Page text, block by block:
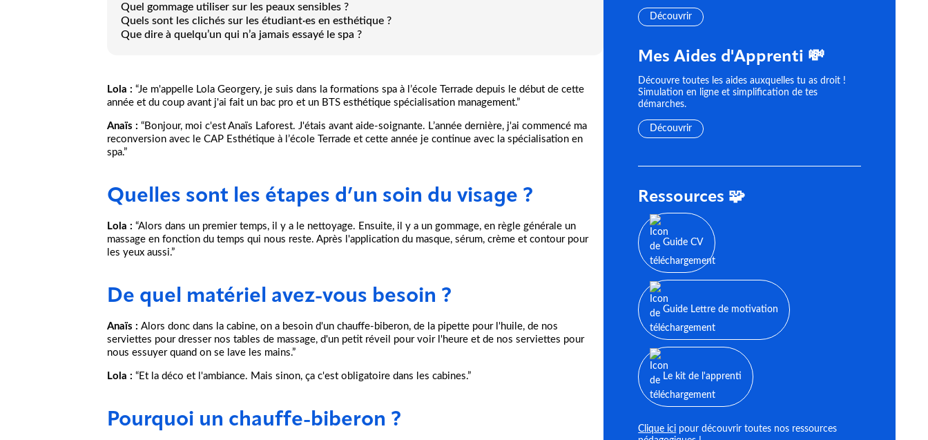
Quel gommage utiliser sur les peaux sensibles ?
Quels sont les clichés sur les étudiant·es en esthétique ?
Que dire à quelqu’un qui n’a jamais essayé le spa ?
Lola : “Je m'appelle Lola Georgery, je suis dans la formations spa à l’école Terrade depuis le début de cette
année et du coup avant j'ai fait un bac pro et un BTS esthétique spécialisation management.”
Anaïs : “Bonjour, moi c'est Anaïs Laforest. J'étais avant aide-soignante. L’année dernière, j'ai commencé ma
reconversion avec le CAP Esthétique à l’école Terrade et cette année je continue avec la spécialisation en
spa.”
Quelles sont les étapes d’un soin du visage ?
Lola : “Alors dans un premier temps, il y a le nettoyage. Ensuite, il y a un gommage, en règle générale un
massage en fonction du temps qui nous reste. Après l'application du masque, sérum, crème et contour pour
les yeux aussi.”
De quel matériel avez-vous besoin ?
Anaïs : Alors donc dans la cabine, on a besoin d'un chauffe-biberon, de la pipette pour l'huile, de nos
serviettes pour dresser nos tables de massage, d'un petit réveil pour voir l'heure et de nos serviettes pour
nous essuyer quand on se lave les mains.”
Lola : “Et la déco et l'ambiance. Mais sinon, ça c'est obligatoire dans les cabines.”
Pourquoi un chauffe-biberon ?
Découvrir
Mes Aides d'Apprenti 💸
Découvre toutes les aides auxquelles tu as droit !
Simulation en ligne et simplification de tes
démarches.
Découvrir
Ressources 🧩
Guide CV
Guide Lettre de motivation
Le kit de l'apprenti
Clique ici pour découvrir toutes nos ressources